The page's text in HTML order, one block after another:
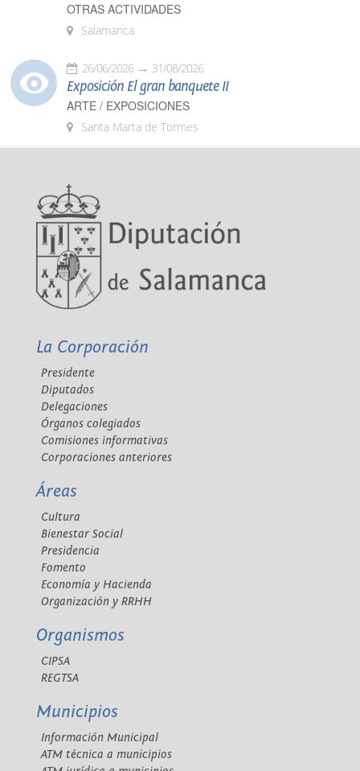
OTRAS ACTIVIDADES
Salamanca
26/06/2026 31/08/2026
Exposición El gran banquete II
ARTE / EXPOSICIONES
Santa Marta de Tormes
La Corporación
Presidente
Diputados
Delegaciones
Órganos colegiados
Comisiones informativas
Corporaciones anteriores
Áreas
Cultura
Bienestar Social
Presidencia
Fomento
Economía y Hacienda
Organización y RRHH
Organismos
CIPSA
REGTSA
Municipios
Información Municipal
ATM técnica a municipios